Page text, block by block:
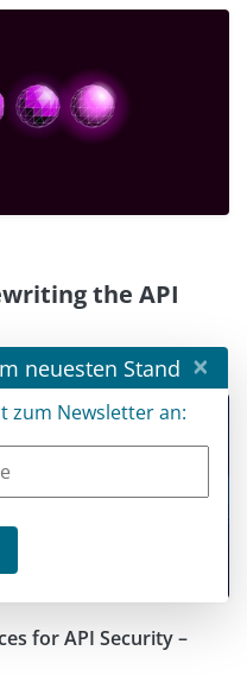
the API
for API Security –
neuesten Stand ×
zum Newsletter an: